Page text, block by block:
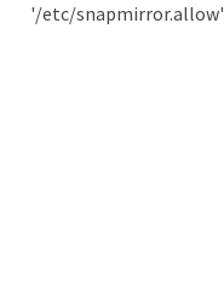
'/etc/snapmirror.allow'